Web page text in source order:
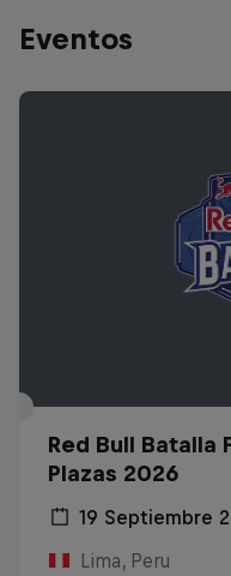
Eventos
Red Bull Batalla
Plazas 2026
19 Septiembre
Lima, Peru